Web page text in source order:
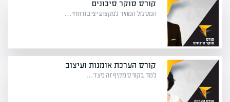
קורס סוקר סיכונים
המסלול המהיר למקצוע יציב ורווחי…
קורס הערכת אומנות ועיצוב
למד בקורס מקיף זה כיצד…